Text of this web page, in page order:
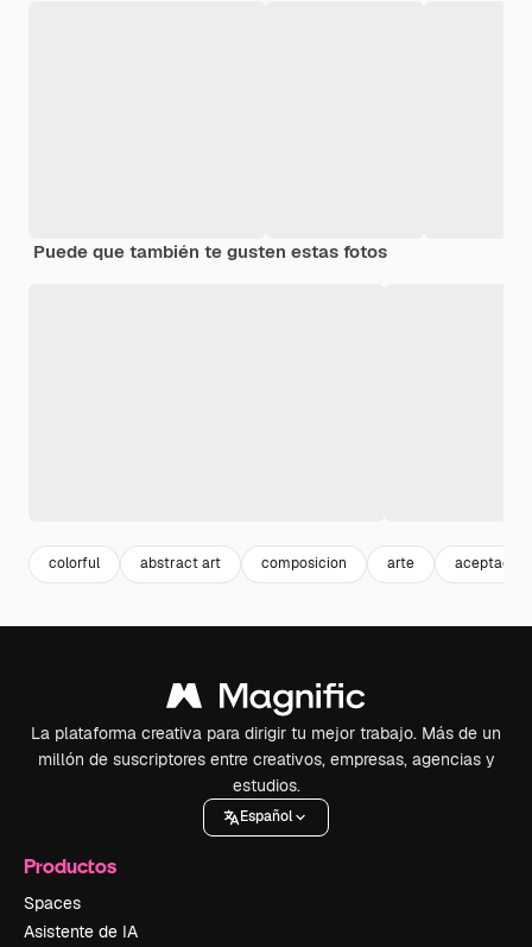
Puede que también te gusten estas fotos
colorful abstract art composicion arte aceptacion
La plataforma creativa para dirigir tu mejor trabajo. Más de un
millón de suscriptores entre creativos, empresas, agencias y
estudios.
Español
Productos
Spaces
Asistente de IA